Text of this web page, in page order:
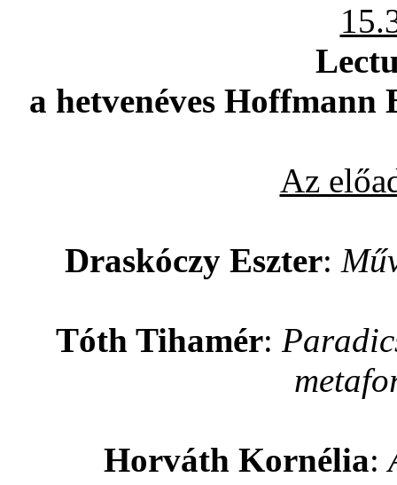
a hetvenéves Hoffmann
Az
Draskóczy Eszter:
Tóth Tihamér:
Horváth Kornélia: